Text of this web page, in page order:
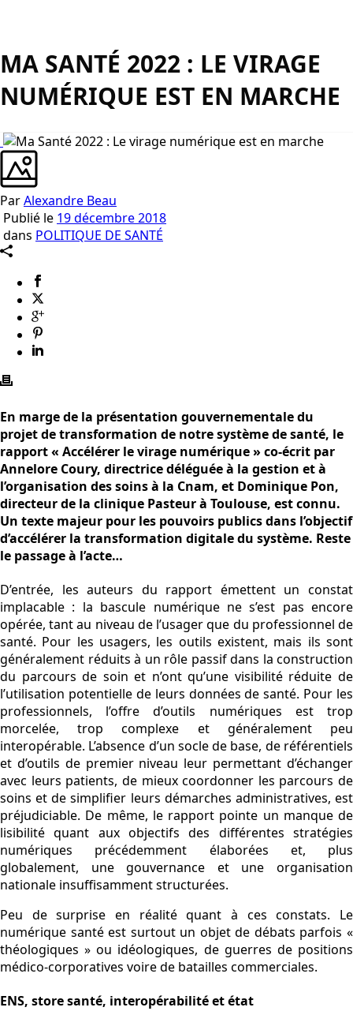
MA SANTÉ 2022 : LE VIRAGE
NUMÉRIQUE EST EN MARCHE
ParAlexandre Beau
Publié le 19 décembre 2018
dans POLITIQUE DE SANTÉ
En marge de la présentation gouvernementale du
projet de transformation de notre système de santé, le
rapport « Accélérer le virage numérique » co-écrit par
Annelore Coury, directrice déléguée à la gestion et à
l’organisation des soins à la Cnam, et Dominique Pon,
directeur de la clinique Pasteur à Toulouse, est connu.
Un texte majeur pour les pouvoirs publics dans l’objectif
d’accélérer la transformation digitale du système. Reste
le passage à l’acte…
D’entrée, les auteurs du rapport émettent un constat
implacable : la bascule numérique ne s’est pas encore
opérée, tant au niveau de l’usager que du professionnel de
santé. Pour les usagers, les outils existent, mais ils sont
généralement réduits à un rôle passif dans la construction
du parcours de soin et n’ont qu’une visibilité réduite de
l’utilisation potentielle de leurs données de santé. Pour les
professionnels, l’offre d’outils numériques est trop
morcelée, trop complexe et généralement peu
interopérable. L’absence d’un socle de base, de référentiels
et d’outils de premier niveau leur permettant d’échanger
avec leurs patients, de mieux coordonner les parcours de
soins et de simplifier leurs démarches administratives, est
préjudiciable. De même, le rapport pointe un manque de
lisibilité quant aux objectifs des différentes stratégies
numériques précédemment élaborées et, plus
globalement, une gouvernance et une organisation
nationale insuffisamment structurées.
Peu de surprise en réalité quant à ces constats. Le
numérique santé est surtout un objet de débats parfois «
théologiques » ou idéologiques, de guerres de positions
médico-corporatives voire de batailles commerciales.
ENS, store santé, interopérabilité et état